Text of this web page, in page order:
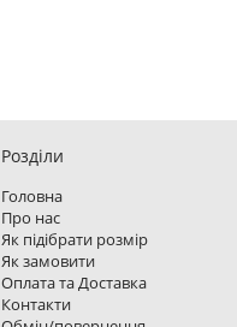
Розділи
Головна
Про нас
Як підібрати розмір
Як замовити
Оплата та Доставка
Контакти